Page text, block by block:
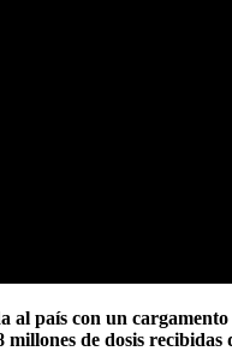
país con un
de dosis recibidas